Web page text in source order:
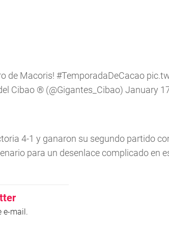
de Macoris! #TemporadaDeCacao
Cibao ® (@Gigantes_Cibao) January
4-1 y ganaron su segundo partido
para un desenlace complicado en
e-mail.